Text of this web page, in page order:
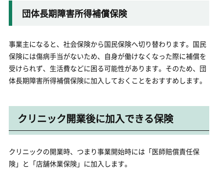
団体長期障害所得補償保険
事業主になると、社会保険から国民保険へ切り替わります。国民
保険には傷病手当がないため、自身が働けなくなった際に補償を
受けられず、生活費などに困る可能性があります。そのため、団
体長期障害所得補償保険に加入しておくことをおすすめします。
クリニック開業後に加入できる保険
クリニックの開業時、つまり事業開始時には「医師賠償責任保
険」と「店舗休業保険」に加入します。